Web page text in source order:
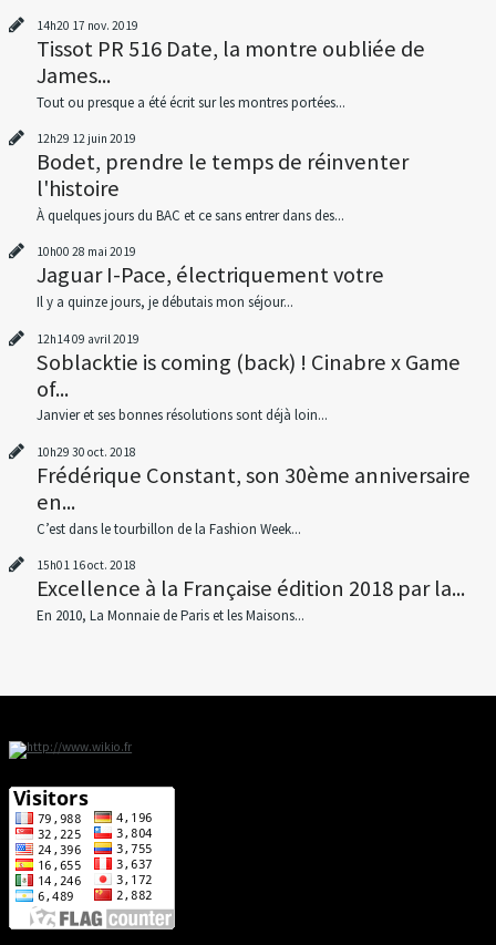
14h20 17 nov. 2019
Tissot PR 516 Date, la montre oubliée de
James...
Tout ou presque a été écrit sur les montres portées...
12h29 12 juin 2019
Bodet, prendre le temps de réinventer
l'histoire
À quelques jours du BAC et ce sans entrer dans des...
10h00 28 mai 2019
Jaguar I-Pace, électriquement votre
Il y a quinze jours, je débutais mon séjour...
12h1409 avril 2019
Soblacktie is coming (back) ! Cinabre x Game
of...
Janvier et ses bonnes résolutions sont déjà loin...
10h29 30 oct. 2018
Frédérique Constant, son 30ème anniversaire
en...
C’est dans le tourbillon de la Fashion Week...
15h01 16oct. 2018
Excellence à la Française édition 2018 par la...
En 2010, La Monnaie de Paris et les Maisons...